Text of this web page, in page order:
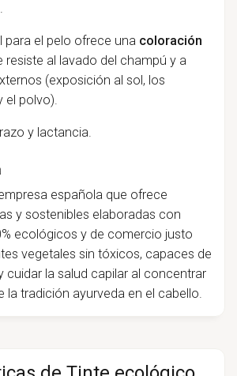
para el pelo ofrece unacoloración
resiste al lavado del champú y a
(exposición al sol, los
el polvo).
y lactancia.
española que ofrece
y sostenibles elaboradas con
ecológicos y de comercio justo
vegetales sin tóxicos, capaces de
cuidar la salud capilar al concentrar
la tradición ayurveda en el cabello.